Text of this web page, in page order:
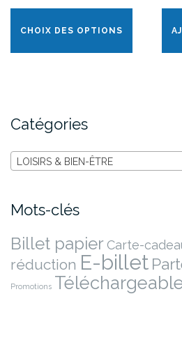
CHOIX DES OPTIONS
Catégories
LOISIRS & BIEN-ÊTRE
Mots-clés
Billet papier Carte-
réduction E-billet
Promotions